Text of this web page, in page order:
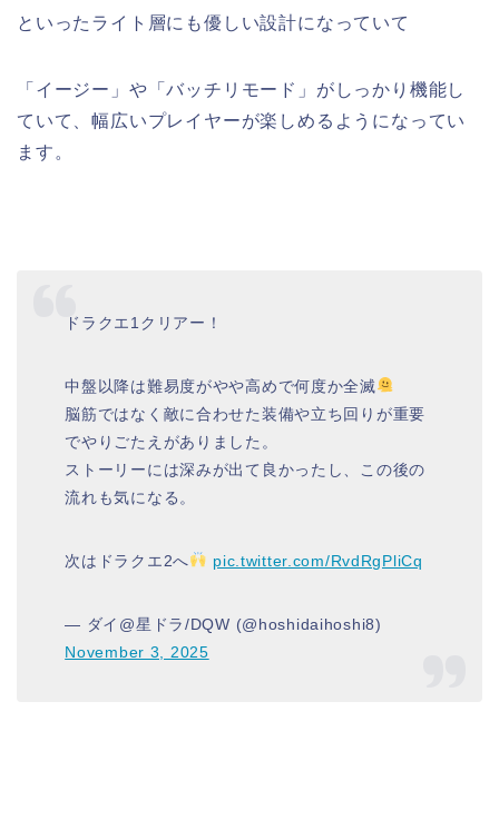
といったライト層にも優しい設計になっていて
「イージー」や「バッチリモード」がしっかり機能し
ていて、幅広いプレイヤーが楽しめるようになってい
ます。
ドラクエ1クリアー！
中盤以降は難易度がやや高めで何度か全滅
脳筋ではなく敵に合わせた装備や立ち回りが重要
でやりごたえがありました。
ストーリーには深みが出て良かったし、この後の
流れも気になる。
次はドラクエ2へ pic.twitter.com/RvdRgPliCq
— ダイ@星ドラ/DQW (@hoshidaihoshi8)
November 3, 2025